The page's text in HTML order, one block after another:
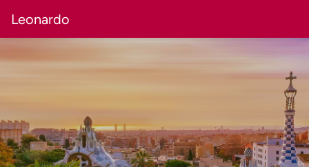
Leonardo